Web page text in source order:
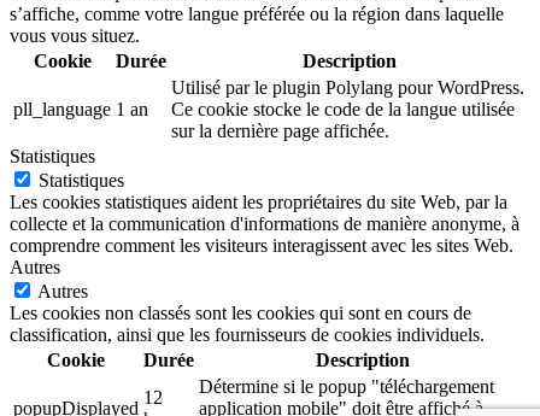
s’affiche, comme votre langue préférée ou la région dans laquelle
vous vous situez.
Cookie
Durée Description
pll_language 1 an
Utilisé par le plugin Polylang pour WordPress.
Ce cookie stocke le code de la langue utilisée
sur la dernière page affichée.
Statistiques
Statistiques
Les cookies statistiques aident les propriétaires du site Web, par la
collecte et la communication d'informations de manière anonyme, à
comprendre comment les visiteurs interagissent avec les sites Web.
Autres
Autres
Les cookies non classés sont les cookies qui sont en cours de
classification, ainsi que les fournisseurs de cookies individuels.
Cookie
Durée Description
popupDisplayed
12
Détermine si le popup "téléchargement
application mobile" doit être affiché à